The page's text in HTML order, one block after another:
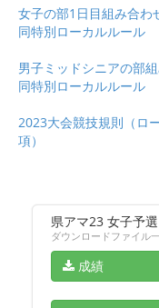
女子の部1日目組み合わ
同特別ローカルルール
男子ミッドシニアの部
同特別ローカルルール
2023大会競技規則（ロ
項）
県アマ23 女子予選
ダウンロードファイル
成績